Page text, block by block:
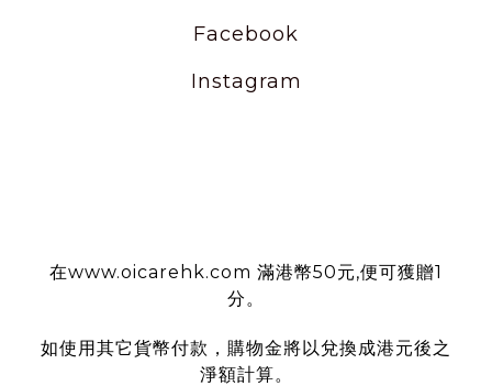
Facebook
Instagram
在www.oicarehk.com 滿港幣50元,便可獲贈1
分。
如使用其它貨幣付款，購物金將以兌換成港元後之
淨額計算。